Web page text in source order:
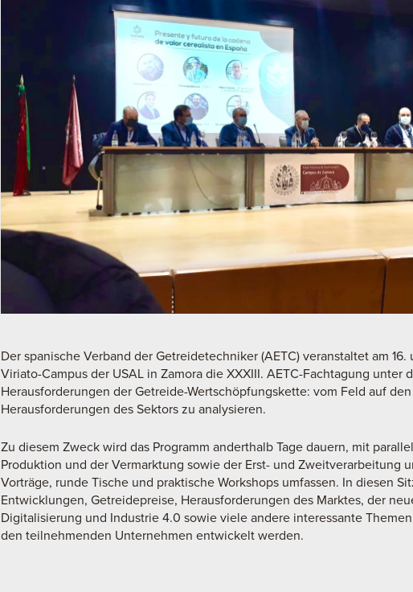
Der spanische Verband der Getreidetechniker (AETC) veranstaltet am
Viriato-Campus der USAL in Zamora die XXXIII. AETC-Fachtagung unter
Herausforderungen der Getreide-Wertschöpfungskette: vom Feld auf
Herausforderungen des Sektors zu analysieren.
Zu diesem Zweck wird das Programm anderthalb Tage dauern, mit
Produktion und der Vermarktung sowie der Erst- und Zweitverarbeitung
Vorträge, runde Tische und praktische Workshops umfassen. In diesen
Entwicklungen, Getreidepreise, Herausforderungen des Marktes, der
Digitalisierung und Industrie 4.0 sowie viele andere interessante
den teilnehmenden Unternehmen entwickelt werden.